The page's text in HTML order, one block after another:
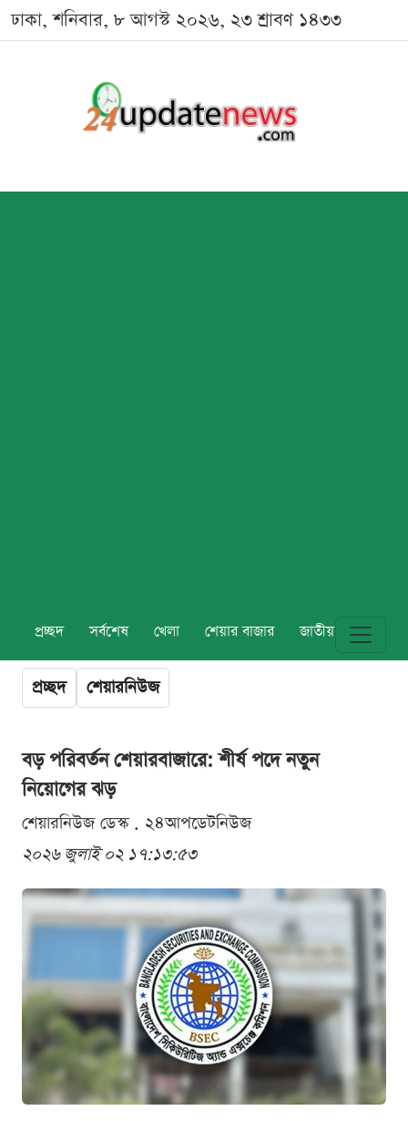
ঢাকা, শনিবার, ৮ আগস্ট ২০২৬, ২৩ শ্রাবণ ১৪৩৩
প্রচ্ছদ সর্বশেষ খেলা শেয়ার বাজার জাতীয় বিশ্ব
প্রচ্ছদ শেয়ারনিউজ
বড় পরিবর্তন শেয়ারবাজারে: শীর্ষ পদে নতুন
নিয়োগের ঝড়
শেয়ারনিউজ ডেস্ক . ২৪আপডেটনিউজ
২০২৬ জুলাই ০২ ১৭:১৩:৫৩